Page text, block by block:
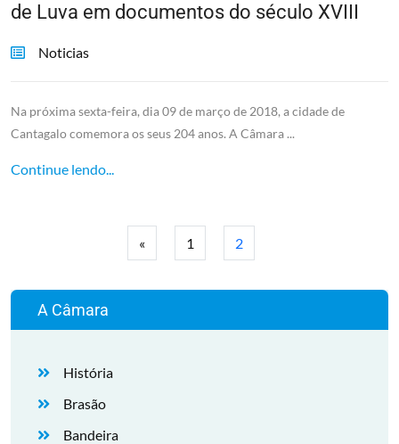
de Luva em documentos do século XVIII
Noticias
Na próxima sexta-feira, dia 09 de março de 2018, a cidade de
Cantagalo comemora os seus 204 anos. A Câmara ...
Continue lendo...
« 1 2
A Câmara
História
Brasão
Bandeira